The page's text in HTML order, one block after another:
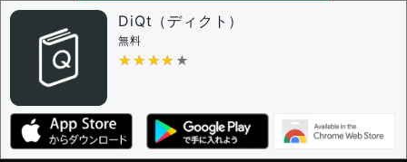
DiQt（ディクト）
無料
★★★★★
★★★★★